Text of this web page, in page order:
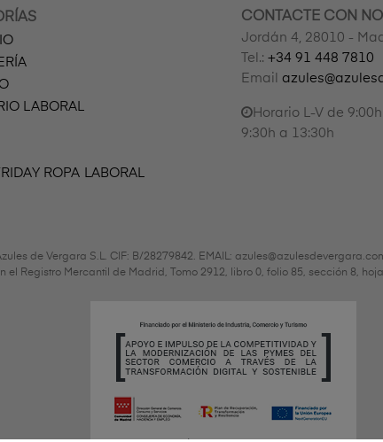
LABORAL
ROPA LABORAL
CONTACTE CON
Jordán 4, 28010 -
Tel.: +34 91 448 7810
Email
Horario L-V de
9:30h a 13:30h
de Vergara S.L. CIF: B/28279842. EMAIL:
el Registro Mercantil de Madrid, Tomo 2912, libro 0, folio 85, sección 8,